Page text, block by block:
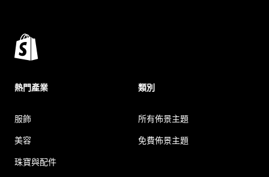
熱門產業
服飾
美容
珠寶與配件
類別
所有佈景主題
免費佈景主題